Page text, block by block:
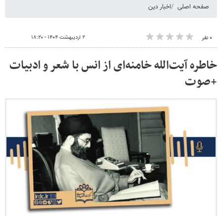
صفحه اصلی اخبار دین
۰ نفر ۲ اردیبهشت ۱۴۰۴ - ۱۸:۲۰
خاطره آیت‌الله خامنه‌ای از انس با شعر و ادبیات
+صوت